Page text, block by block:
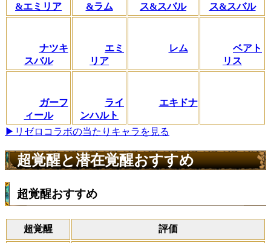
&エミリア
&ラム
ス&スバル
ス&スバル
ナツキ
スバル
エミ
リア
レム
ベアト
リス
ガーフ
ィール
ライ
ンハルト
エキドナ
▶リゼロコラボの当たりキャラを見る
超覚醒と潜在覚醒おすすめ
超覚醒おすすめ
超覚醒 評価